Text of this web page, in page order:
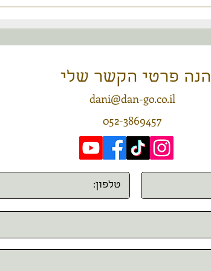
צור/י קשר
הנה פרטי הקשר שלי
dani@dan-go.co.il
052-3869457